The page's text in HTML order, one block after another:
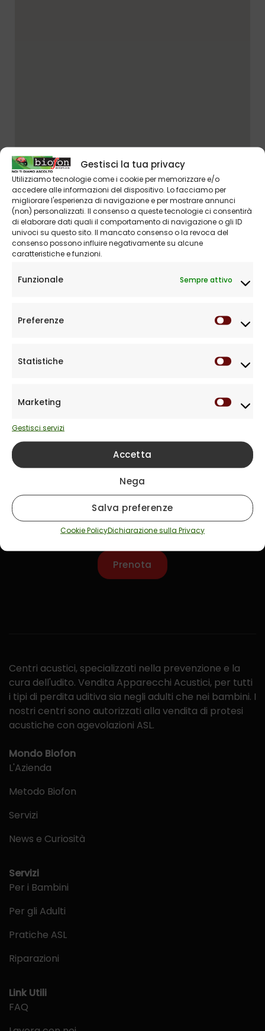
Gestisci la tua privacy
Utilizziamo tecnologie come i cookie per memorizzare e/o
accedere alle informazioni del dispositivo. Lo facciamo per
migliorare l'esperienza di navigazione e per mostrare annunci
(non) personalizzati. Il consenso a queste tecnologie ci consentirà
di elaborare dati quali il comportamento di navigazione o gli ID
univoci su questo sito. Il mancato consenso o la revoca del
consenso possono influire negativamente su alcune
caratteristiche e funzioni.
Funzionale Sempre attivo
Preferenze
Statistiche
Marketing
Gestisci servizi
Accetta
Nega
Salva preferenze
Cookie PolicyDichiarazione sulla Privacy
Prenota un controllo
gratuito
Effettua un test dell’udito nel centro Biofon a te
vicino
Prenota
Centri acustici, specializzati nella prevenzione e la
cura dell'udito. Vendita Apparecchi Acustici, per tutti
i tipi di perdita uditiva sia negli adulti che nei bambini. I
nostri centri sono autorizzati alla vendita di protesi
acustiche con agevolazioni ASL.
Mondo Biofon
L'Azienda
Metodo Biofon
Servizi
News e Curiosità
Servizi
Per i Bambini
Per gli Adulti
Pratiche ASL
Riparazioni
Link Utili
FAQ